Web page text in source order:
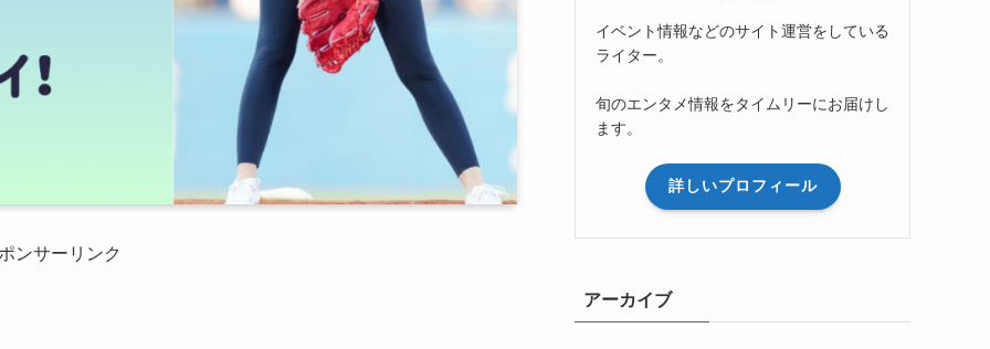
ンサーリンク
イベント情報などのサイト運営をしている
ライター。
旬のエンタメ情報をタイムリーにお届けし
ます。
詳しいプロフィール
アーカイブ